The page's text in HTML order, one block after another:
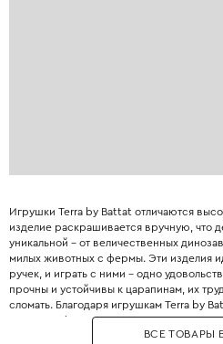
Игрушки Terra by Battat отличаются
изделие раскрашивается вручную, что
уникальной – от величественных
милых животных с фермы. Эти изделия
ручек, и играть с ними – одно
прочны и устойчивы к царапинам, их
сломать. Благодаря игрушкам Terra by
разовьют фантазию, речь и мелкую
ВСЕ ТОВАРЫ